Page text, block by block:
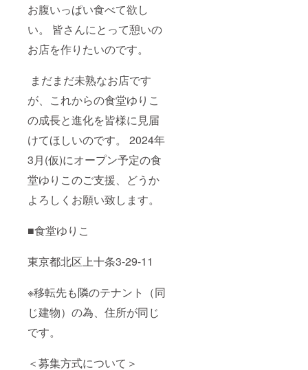
お腹いっぱい食べて欲し
い。 皆さんにとって憩いの
お店を作りたいのです。
まだまだ未熟なお店です
が、これからの食堂ゆりこ
の成長と進化を皆様に見届
けてほしいのです。 2024年
3月(仮)にオープン予定の食
堂ゆりこのご支援、どうか
よろしくお願い致します。
■食堂ゆりこ
東京都北区上十条3-29-11
※移転先も隣のテナント（同
じ建物）の為、住所が同じ
です。
＜募集方式について＞